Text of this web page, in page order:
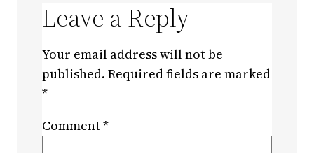
Leave a Reply
Your email address will not be
published. Required fields are marked
*
Comment*